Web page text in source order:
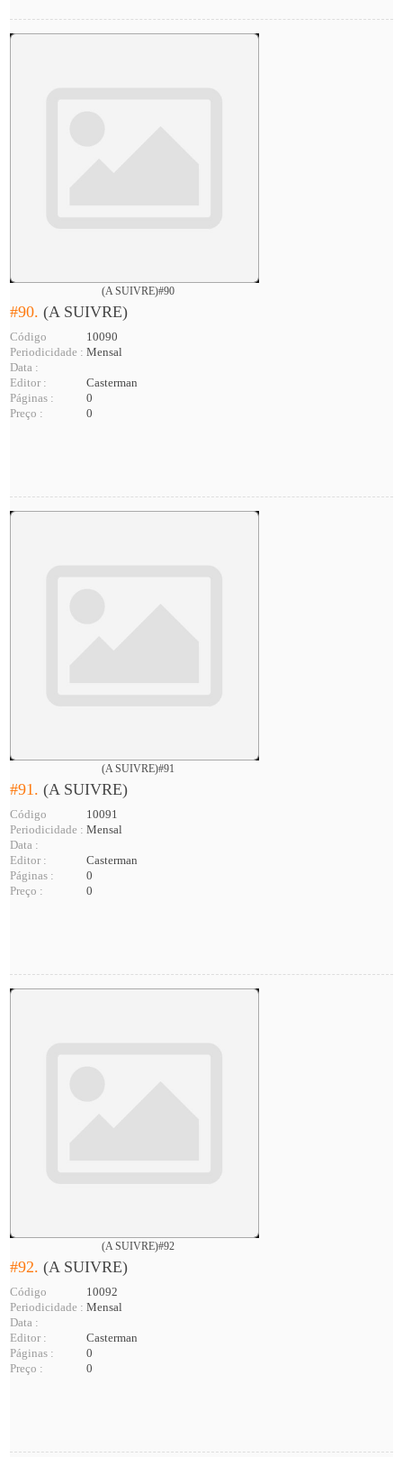
(A SUIVRE)#90
#90.(A SUIVRE)
Código
10090
Periodicidade : Mensal
Data :
Editor :
Casterman
Páginas :
0
Preço :
0
(A SUIVRE)#91
#91.(A SUIVRE)
Código
10091
Periodicidade : Mensal
Data :
Editor :
Casterman
Páginas :
0
Preço :
0
(A SUIVRE)#92
#92.(A SUIVRE)
Código
10092
Periodicidade : Mensal
Data :
Editor :
Casterman
Páginas :
0
Preço :
0